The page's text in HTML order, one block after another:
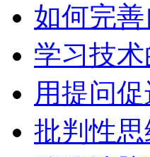
如何完
学习技
用提问
批判性